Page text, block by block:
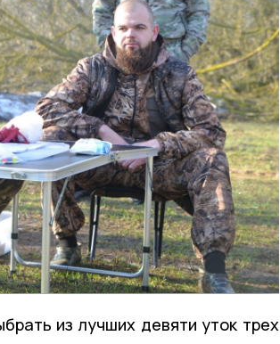
из лучших девяти уток трех